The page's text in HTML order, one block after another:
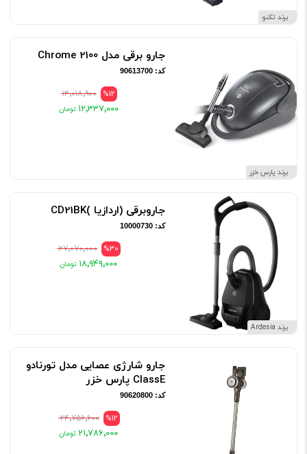
برند تکنو
برند پارس خزر
جارو برقی مدل 2100 Chrome
کد: 90613700
%12 ۱۴٬۰۱۸٬۹۰۰
۱۲٬۳۳۷٬۰۰۰
برند Ardesia
جاروبرقی (اردازیا )CD21BK
کد: 10000730
%30 ۲۷٬۰۷۰٬۰۰۰
۱۸٬۹۴۹٬۰۰۰
جارو شارژی عصایی مدل تورنادو
ClassE پارس خزر
کد: 90620800
%12 ۲۴٬۷۵۶٬۶۰۰
۲۱٬۷۸۶٬۰۰۰